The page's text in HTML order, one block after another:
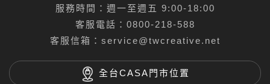
服務時間：週一至週五 9:00-18:00
客服電話： 0800-218-588
客服信箱： service@twcreative.net
全台CASA門市位置